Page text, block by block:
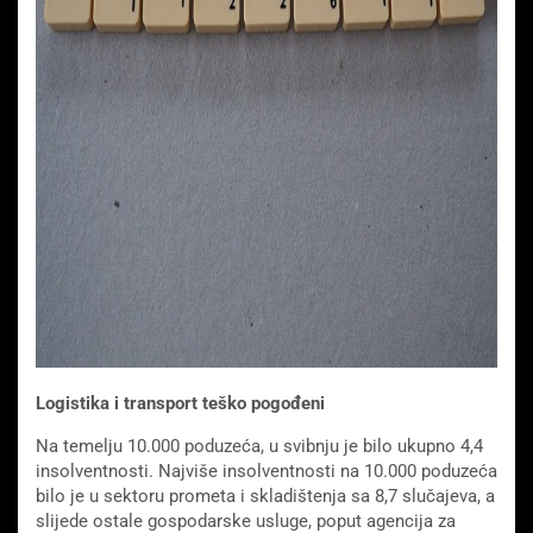
Logistika i transport teško pogođeni
Na temelju 10.000 poduzeća, u svibnju je bilo ukupno 4,4
insolventnosti. Najviše insolventnosti na 10.000 poduzeća
bilo je u sektoru prometa i skladištenja sa 8,7 slučajeva, a
slijede ostale gospodarske usluge, poput agencija za